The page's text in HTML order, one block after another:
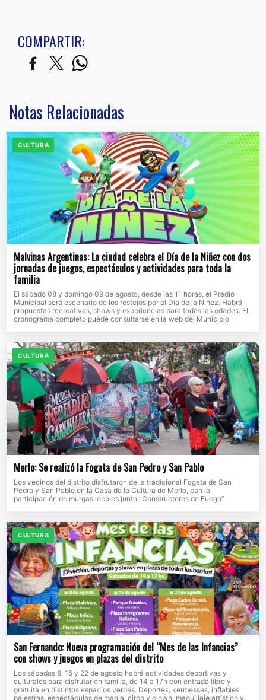
COMPARTIR:
Notas Relacionadas
CULTURA
Malvinas Argentinas: La ciudad celebra el Día de la Niñez con dos
jornadas de juegos, espectáculos y actividades para toda la
familia
El sábado 08 y domingo 09 de agosto, desde las 11 horas, el Predio
Municipal será escenario de los festejos por el Día de la Niñez. Habrá
propuestas recreativas, shows y experiencias para todas las edades. El
cronograma completo puede consultarse en la web del Municipio
CULTURA
Merlo: Se realizó la Fogata de San Pedro y San Pablo
Los vecinos del distrito disfrutaron de la tradicional Fogata de San
Pedro y San Pablo en la Casa de la Cultura de Merlo, con la
participación de murgas locales junto “Constructores de Fuego”
CULTURA
San Fernando: Nueva programación del “Mes de las Infancias”
con shows y juegos en plazas del distrito
Los sábados 8, 15 y 22 de agosto habrá actividades deportivas y
culturales para disfrutar en familia, de 14 a 17h con entrada libre y
gratuita en distintos espacios verdes. Deportes, kermesses, inflables,
palestras, espectáculos de magia, circo y clown, maquillaje artístico y